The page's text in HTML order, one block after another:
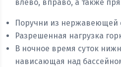
влево, вправо, а также
Поручни из нержавеющей
Разрешенная нагрузка
В ночное время суток
нависающая над